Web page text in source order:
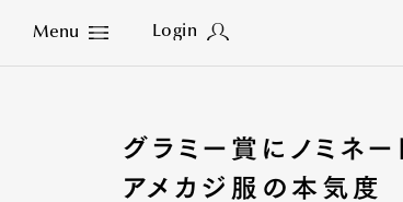
Menu Login
Close
グラミー賞にノミネー
アメカジ服の本気度